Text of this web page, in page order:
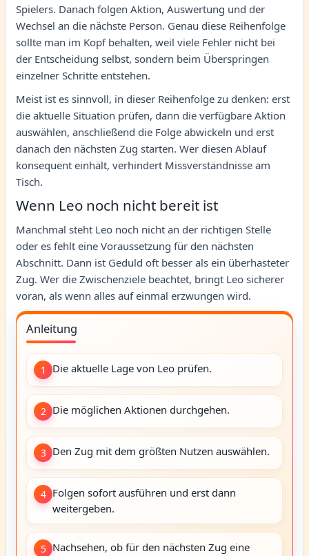
Spielers. Danach folgen Aktion, Auswertung und der
Wechsel an die nächste Person. Genau diese Reihenfolge
sollte man im Kopf behalten, weil viele Fehler nicht bei
der Entscheidung selbst, sondern beim Überspringen
einzelner Schritte entstehen.
Meist ist es sinnvoll, in dieser Reihenfolge zu denken: erst
die aktuelle Situation prüfen, dann die verfügbare Aktion
auswählen, anschließend die Folge abwickeln und erst
danach den nächsten Zug starten. Wer diesen Ablauf
konsequent einhält, verhindert Missverständnisse am
Tisch.
Wenn Leo noch nicht bereit ist
Manchmal steht Leo noch nicht an der richtigen Stelle
oder es fehlt eine Voraussetzung für den nächsten
Abschnitt. Dann ist Geduld oft besser als ein überhasteter
Zug. Wer die Zwischenziele beachtet, bringt Leo sicherer
voran, als wenn alles auf einmal erzwungen wird.
Anleitung
1 Die aktuelle Lage von Leo prüfen.
2 Die möglichen Aktionen durchgehen.
3 Den Zug mit dem größten Nutzen auswählen.
4 Folgen sofort ausführen und erst dann
weitergeben.
5 Nachsehen, ob für den nächsten Zug eine